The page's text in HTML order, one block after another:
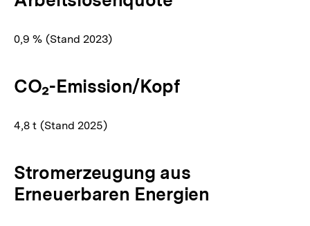
0,9 % (Stand 2023)
CO₂-Emission/Kopf
4,8 t (Stand 2025)
Stromerzeugung aus
Erneuerbaren Energien